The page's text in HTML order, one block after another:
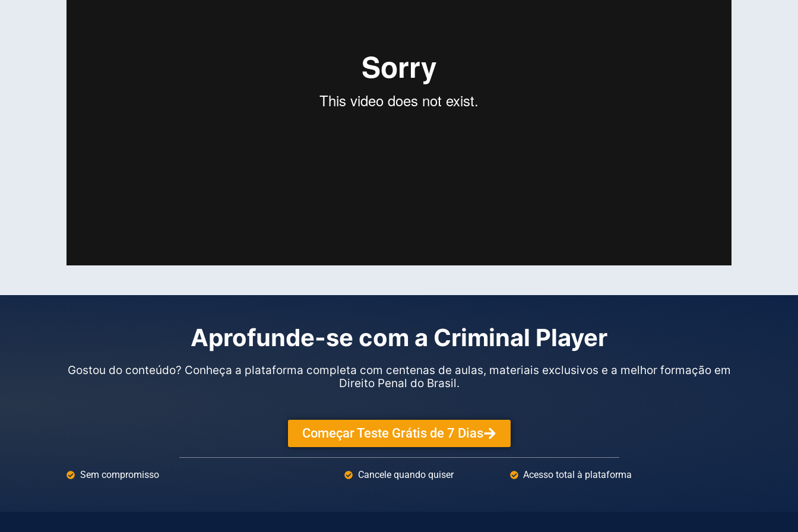
Aprofunde-se com a Criminal Player
Gostou do conteúdo? Conheça a plataforma completa com centenas de aulas, materiais exclusivos e a melhor formação em
Direito Penal do Brasil.
Começar Teste Grátis de 7 Dias
Sem compromisso Cancele quando quiser Acesso total à plataforma